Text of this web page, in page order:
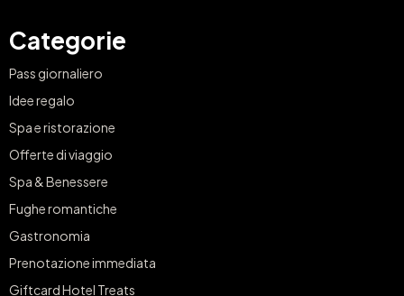
Categorie
Pass giornaliero
Idee regalo
Spa e ristorazione
Offerte di viaggio
Spa & Benessere
Fughe romantiche
Gastronomia
Prenotazione immediata
Giftcard Hotel Treats